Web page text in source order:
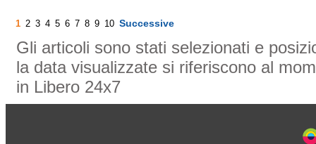
1 2 3 4 5 6 7 8 9 10 Successive
Gli articoli sono stati selezionati e
la data visualizzate si riferiscono al
in Libero 24x7